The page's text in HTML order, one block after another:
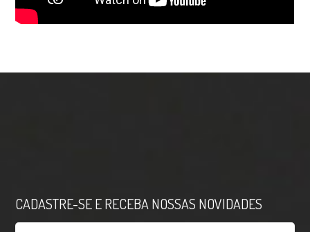
CADASTRE-SE E RECEBA NOSSAS NOVIDADES